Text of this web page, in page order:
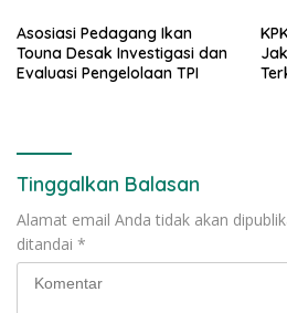
Asosiasi Pedagang Ikan
Touna Desak Investigasi dan
Evaluasi Pengelolaan TPI
Tinggalkan Balasan
Alamat email Anda tidak akan
ditandai *